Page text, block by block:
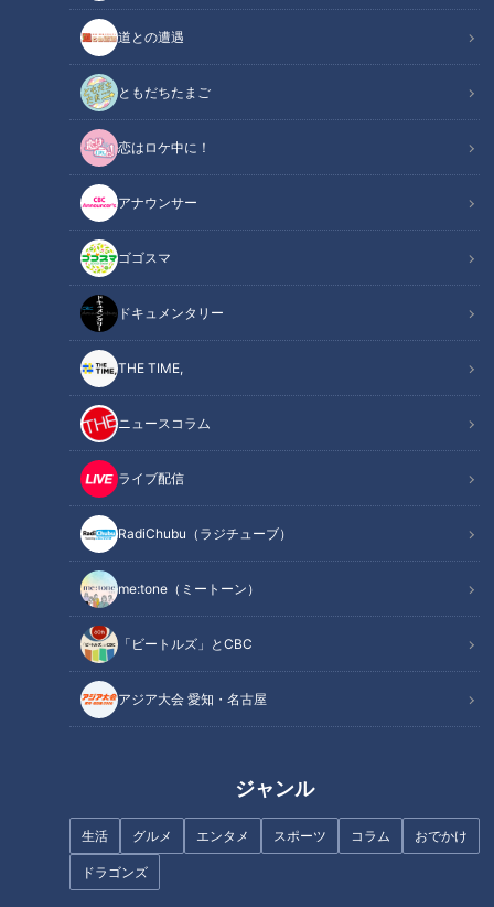
道との遭遇
ともだちたまご
恋はロケ中に！
アナウンサー
ゴゴスマ
ドキュメンタリー
THE TIME,
ニュースコラム
ライブ配信
RadiChubu（ラジチューブ）
me:tone（ミートーン）
「ビートルズ」とCBC
アジア大会 愛知・名古屋
ジャンル
生活 グルメ エンタメ スポーツ コラム おでかけ
ドラゴンズ
「サンデードラゴンズ」より小笠原慎之介投手(C)CBCテレビ
この記事の画像（全7枚）
記事に戻る
この記事を見たあなたへのおすすめ
密着270時間！矢場とんの世界
一おいしい食べ方が明らかに！
爆笑問題・太田光「これは知ら
なかった！」
魅力満載！バンテリンドームと
スタジアムグルメ3選